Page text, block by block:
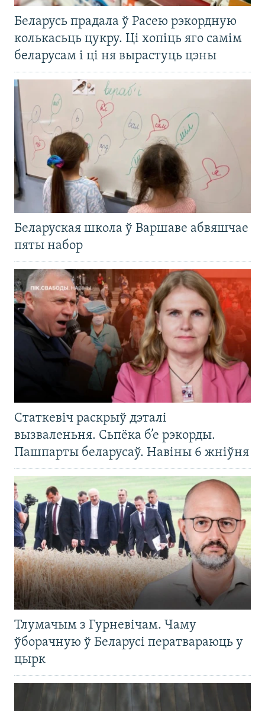
Беларусь прадала ў Расею рэкордную
колькасьць цукру. Ці хопіць яго самім
беларусам і ці ня вырастуць цэны
Беларуская школа ў Варшаве абвяшчае
пяты набор
Статкевіч раскрыў дэталі
вызваленьня. Сьпёка б’е рэкорды.
Пашпарты беларусаў. Навіны 6 жніўня
Тлумачым з Гурневічам. Чаму
ўборачную ў Беларусі ператвараюць у
цырк